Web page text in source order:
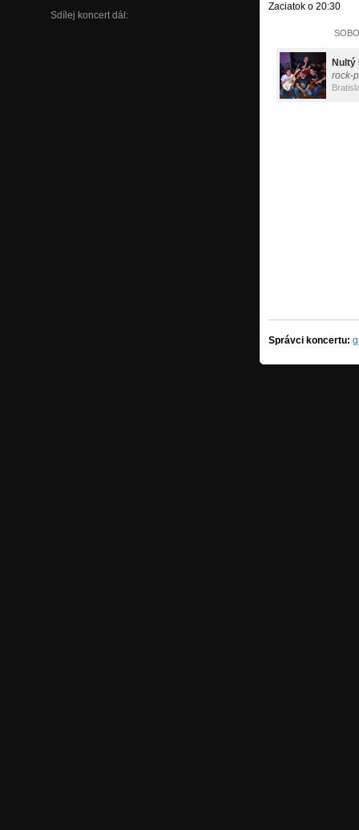
Sdílej koncert dál:
Zaciatok o 20:30
Nultý
rock-
Správci koncertu: